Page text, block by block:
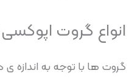
انواع گروت
گروت ها با توجه به اندازه ی